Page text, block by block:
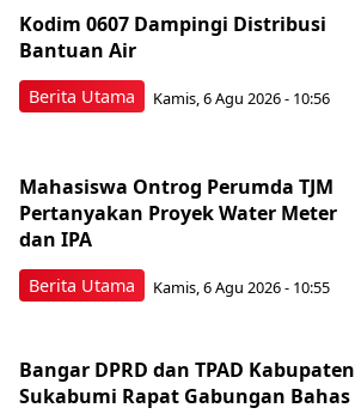
Berita Utama
Kodim 0607 Dampingi Distribusi
Bantuan Air
Kamis, 6 Agu 2026 - 10:56
Berita Utama
Mahasiswa Ontrog Perumda TJM
Pertanyakan Proyek Water Meter
dan IPA
Kamis, 6 Agu 2026 - 10:55
Bangar DPRD dan TPAD Kabupaten
Sukabumi Rapat Gabungan Bahas